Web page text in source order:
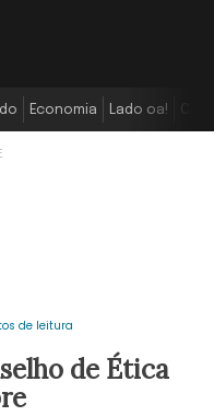
Economia Lado oa!
de leitura
de Ética